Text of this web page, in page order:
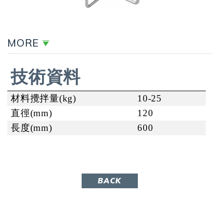
MORE
技術資料
材料攪拌量(kg)
10-25
直徑(mm)
120
長度(mm)
600
BACK